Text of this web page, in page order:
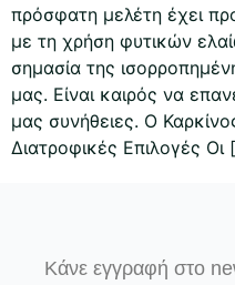
πρόσφατη μελέτη έχει
με τη χρήση φυτικών
σημασία της
μας. Είναι καιρός να
μας συνήθειες. Ο
Διατροφικές Επιλογές Οι
Κάνε εγγραφή στο